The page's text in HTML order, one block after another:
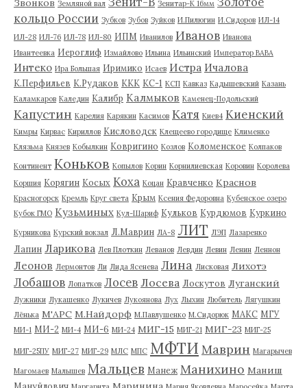
Звонков Земляной вал Зенитар-К 16мм
кольцо России Зубков Зубов Зуйков И.Пилюгин И.Сидоров ИЛ-14
ИЛ-28 ИЛ-76 ИЛ-78 ИЛ-80 ИПМ Иванилов Иванов Иванова
Ивантеевка Иероглиф Измайлово Ильина Ильинский Император ВАВА
Интеко Ира Большая Иримико Исаев Истра Ичалова
К.Перфильев К.Рудаков ККК КС-1 КСП Кавказ Кадышевский Казань
Каламкаров Каледин Калибр Калмыков Каменец-Подольский
Капустин Карелия Карякин Касимов Катя Киев4 Киенский
Кимры Кирвас Кириллов Кисловодск Клещеево городище Клименко
Клязьма Князев Кобылкин Ковригино Козлов Коломенское Колпаков
Континент Коньков Копылов Корин Корнилиевская Коровин Королева
Коршия Корягин Косых Коха Коцан Кравченко Краснов
Красногорск Кремль Круг света Крым Ксения Федоровна Кубенское озеро
Кубок ГМО Кузьминых Кул-Шариф Кульков Курдюмов Куркино
Курникова Курский вокзал Л.Маврин ЛА-8 ЛИТ ЛЭП Лазаренко
Лапин Ларикова Лев Плоткин Леванов Левдин Левин Ленин Леннон
Леонов Лермонтов Ли Лида Ясенева Лина Лисковая Лихотэ
Лобашов Лопатков Лосев Лосева Лоскутов Луганский
Лужники Лукашенко Лукичев Лукоянова Лух Лыхин Любитель Лягушкин
Лёнька М'АРС М.Найдорф М.Павлушенко М.Сидорюк МАКС МГУ
МИ-1 МИ-2 МИ-4 МИ-6 МИ-24 МИГ-15 МИГ-21 МИГ-23 МИГ-25
МИГ-25ПУ МИГ-27 МИГ-29 МЛС МПС МФТИ Маврин Магарычев
Магомаев Малышев Мальцев Манеж Манихино Маниш